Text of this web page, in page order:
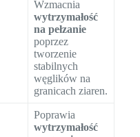
Wzmacnia
wytrzymałość
na pełzanie
poprzez
tworzenie
stabilnych
węglików na
granicach ziaren.
Poprawia
wytrzymałość